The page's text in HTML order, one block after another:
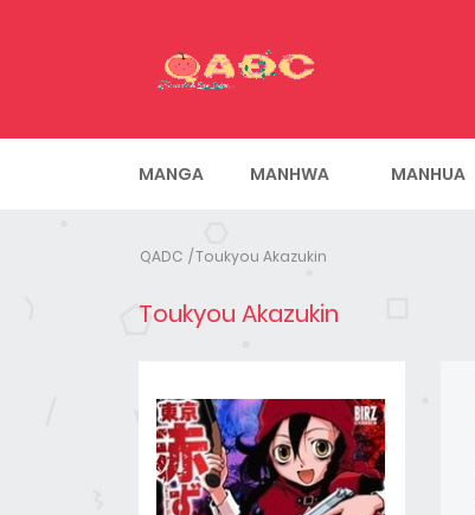
MANGA MANHWA MANHUA
QADC Toukyou Akazukin
Toukyou Akazukin